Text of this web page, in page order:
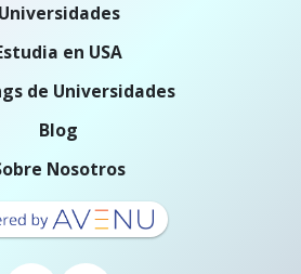
Universidades
en USA
de Universidades
Blog
Nosotros